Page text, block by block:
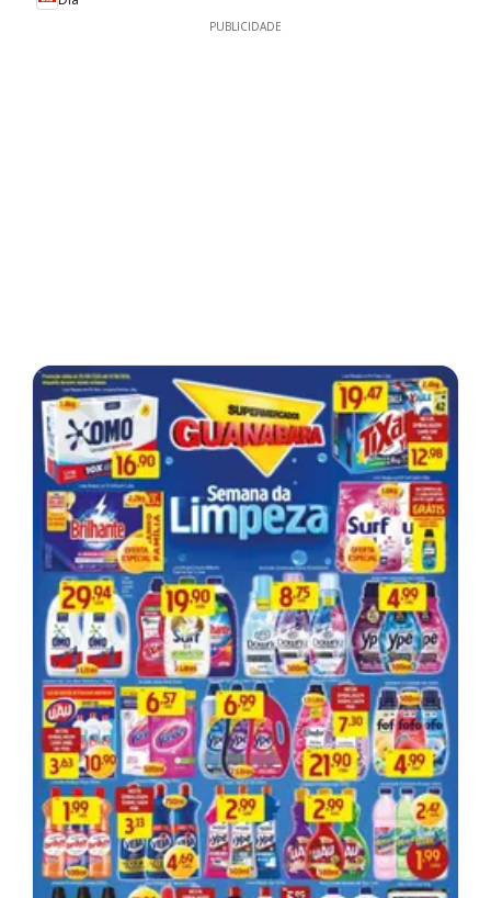
PUBLICIDADE